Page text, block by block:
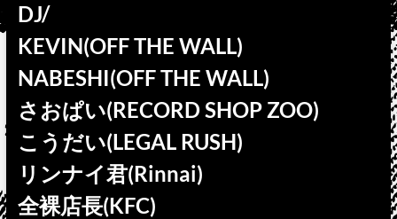
DJ/
KEVIN(OFF THE WALL)
NABESHI(OFF THE WALL)
さおぱい(RECORD SHOP ZOO)
こうだい(LEGAL RUSH)
リンナイ君(Rinnai)
全裸店長(KFC)